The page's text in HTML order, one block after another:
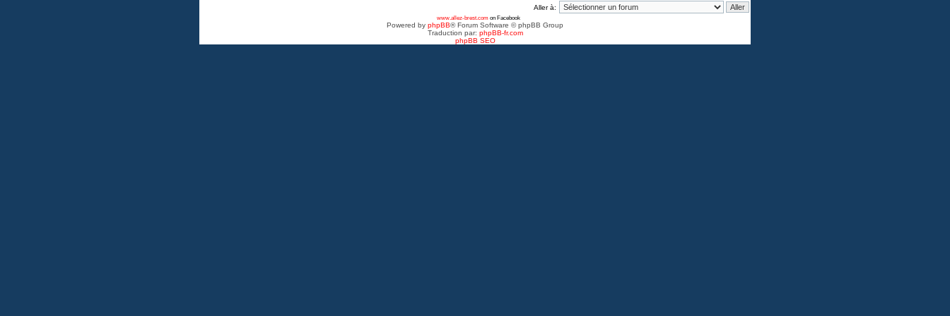
Aller à:
www.allez-brest.com on Facebook
Powered by phpBB® Forum Software © phpBB Group
Traduction par: phpBB-fr.com
phpBB SEO